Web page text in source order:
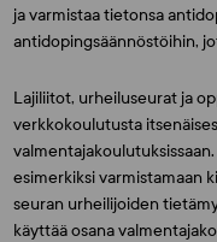
ja varmistaa tietonsa
antidopingsäännöstöihin,
Lajiliitot, urheiluseurat ja
verkkokoulutusta
esimerkiksi varmistamaan
seuran urheilijoiden
käyttää osana